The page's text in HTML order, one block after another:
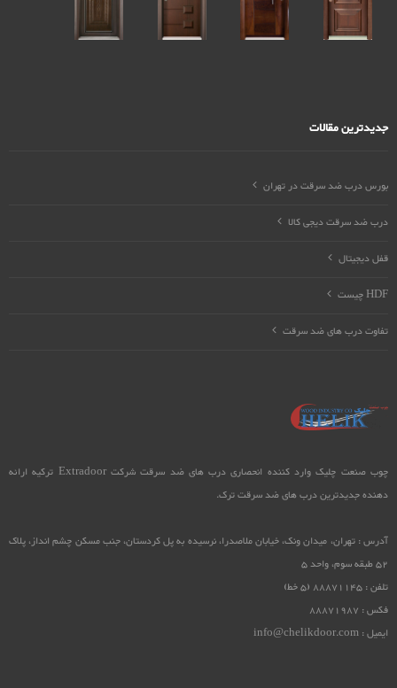
جدیدترین مقالات
بورس درب ضد سرقت در تهران
درب ضد سرقت دیجی کالا
قفل دیجیتال
HDF چیست
تفاوت درب های ضد سرقت
چوب صنعت چلیک وارد کننده انحصاری درب های ضد سرقت شرکت Extradoor ترکیه ارائه
دهنده جدیدترین درب های ضد سرقت ترک.
آدرس : تهران، میدان ونک، خیابان ملاصدرا، نرسیده به پل کردستان، جنب مسکن چشم انداز، پلاک
52 طبقه سوم، واحد 5
تلفن : 88871145 (5 خط)
فکس : 88871987
ایمیل : info@chelikdoor.com